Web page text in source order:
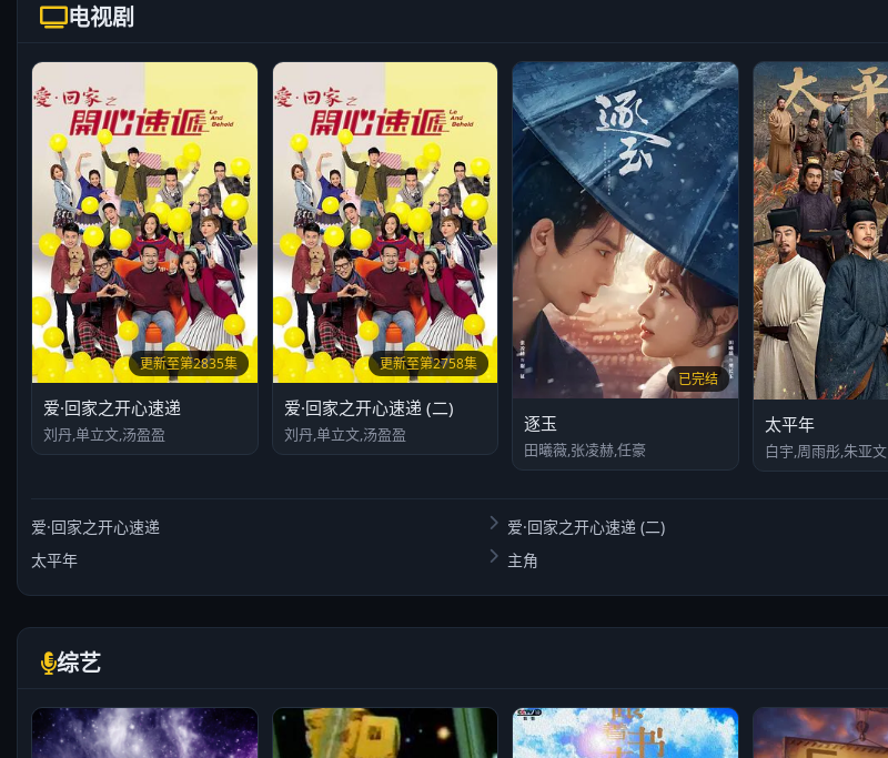
电视剧
更新至第2835集
爱·回家之开心速递
刘丹,单立文,汤盈盈
更新至第2758集
爱·回家之开心速递 (二)
刘丹,单立文,汤盈盈
已完结
逐玉
田曦薇,张凌赫,任豪
太平年
白宇,周雨彤,朱亚文
爱·回家之开心速递 爱·回家之开心速递 (二)
太平年
主角
综艺